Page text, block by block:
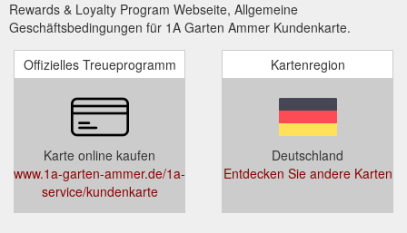
Rewards & Loyalty Program Webseite, Allgemeine
Geschäftsbedingungen für 1A Garten Ammer Kundenkarte.
Offizielles Treueprogramm
Karte online kaufen
www.1a-garten-ammer.de/1a-
service/kundenkarte
Kartenregion
Deutschland
Entdecken Sie andere Karten